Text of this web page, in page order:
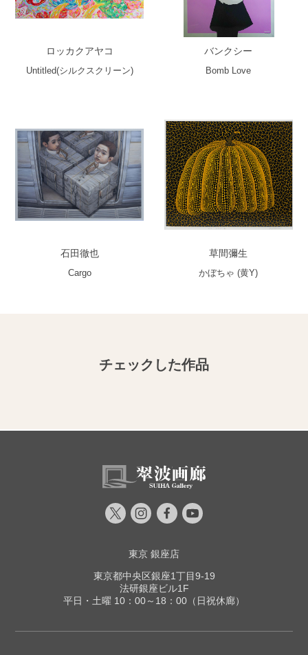
ロッカクアヤコ
Untitled(シルクスクリーン)
バンクシー
Bomb Love
石田徹也
Cargo
草間彌生
かぼちゃ (黄Y)
チェックした作品
東京 銀座店
東京都中央区銀座1丁目9-19
法研銀座ビル1F
平日・土曜 10：00～18：00（日祝休廊）